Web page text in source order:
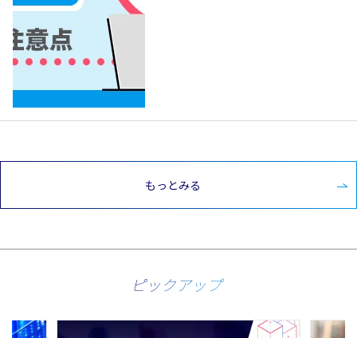
もっとみる
ピックアップ